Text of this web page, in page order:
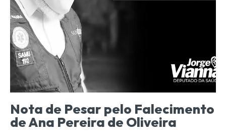
Nota de Pesar pelo Falecimento
de Ana Pereira de Oliveira